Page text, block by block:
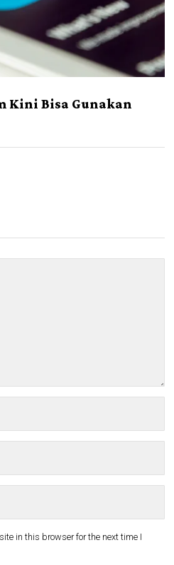
Kini Bisa Gunakan
in this browser for the next time I